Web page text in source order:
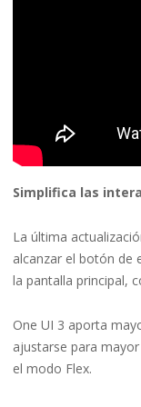
Simplifica las
La última
alcanzar el botón de
la pantalla principal,
One UI 3 aporta
ajustarse para
el modo Flex.